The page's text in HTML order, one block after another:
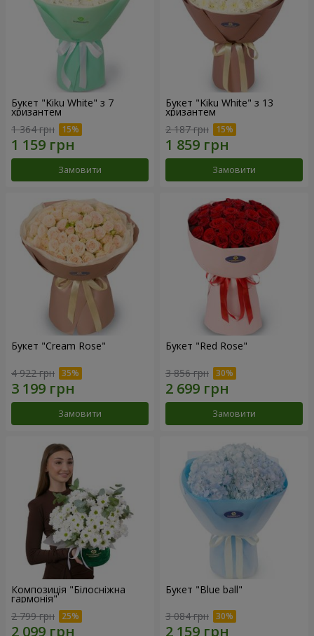
Букет "Kiku White" з 7
хризантем
1 364 грн
Замовити
Букет "Kiku White" з 13
хризантем
2 187 грн
Замовити
Букет "Cream Rose"
4 922 грн
Замовити
Букет "Red Rose"
3 856 грн
Замовити
Композиція "Білосніжна
гармонія"
2 799 грн
Букет "Blue ball"
3 084 грн